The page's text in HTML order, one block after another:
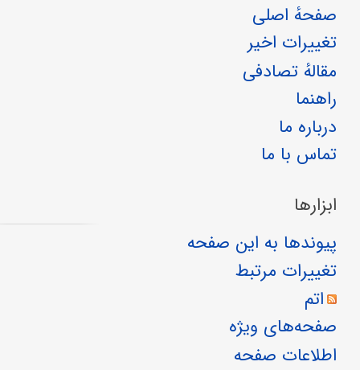
صفحهٔ اصلی
تغییرات اخیر
مقالهٔ تصادفی
راهنما
درباره ما
تماس با ما
ابزارها
پیوندها به این صفحه
تغییرات مرتبط
اتم
صفحه‌های ویژه
اطلاعات صفحه